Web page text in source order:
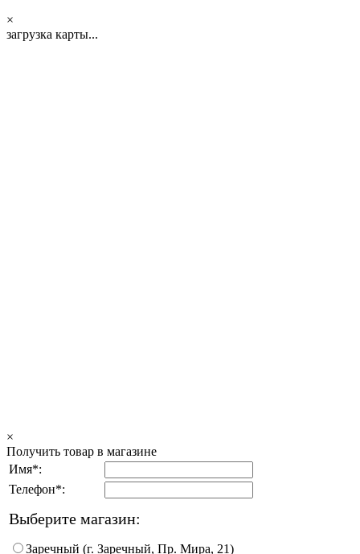
×
загрузка карты...
×
Получить товар в магазине
Имя*:
Телефон*:
Выберите магазин:
Заречный (г. Заречный, Пр. Мира, 21)